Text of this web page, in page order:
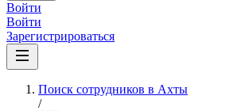
Войти
Войти
Зарегистрироваться
Поиск сотрудников в Ахты
/